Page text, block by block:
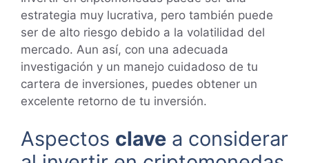
estrategia muy lucrativa, pero también puede
ser de alto riesgo debido a la volatilidad del
mercado. Aun así, con una adecuada
investigación y un manejo cuidadoso de tu
cartera de inversiones, puedes obtener un
excelente retorno de tu inversión.
Aspectos clave a considerar